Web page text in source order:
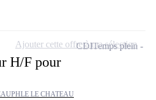
H/F pour
LE CHATEAU
CDITemps plein
Ajouter cette offre à ma sélection